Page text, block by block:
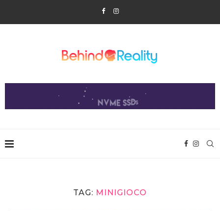
TAG: MINIGIOCO